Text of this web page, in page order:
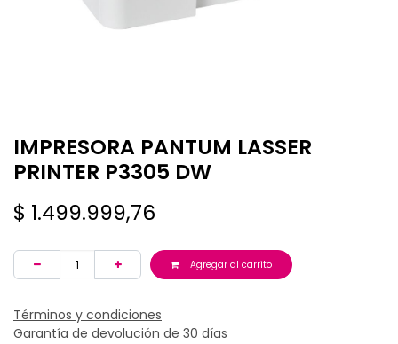
IMPRESORA PANTUM LASSER
PRINTER P3305 DW
$ 1.499.999,76
Agregar al carrito
Términos y condiciones
Garantía de devolución de 30 días